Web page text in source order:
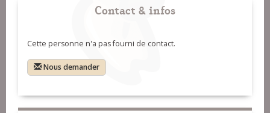
Contact & infos
Cette personne n'a pas fourni de contact.
Nous demander